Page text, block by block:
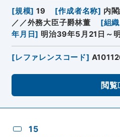
[規模] 19 [作成者名称] 内
／／外務大臣子爵林董
[組
年月日] 明治39年5月21日～
[レファレンスコード]
閲覧
15